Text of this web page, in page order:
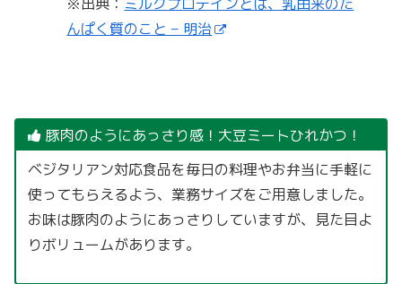
んぱく質のこと – 明治
豚肉のようにあっさり感！大豆ミートひれかつ！
ベジタリアン対応食品を毎日の料理やお弁当に手軽に
使ってもらえるよう、業務サイズをご用意しました。
お味は豚肉のようにあっさりしていますが、見た目よ
りボリュームがあります。